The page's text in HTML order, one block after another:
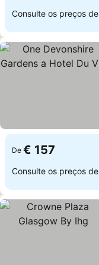
Consulte os preços de
De € 157
Consulte os preços de